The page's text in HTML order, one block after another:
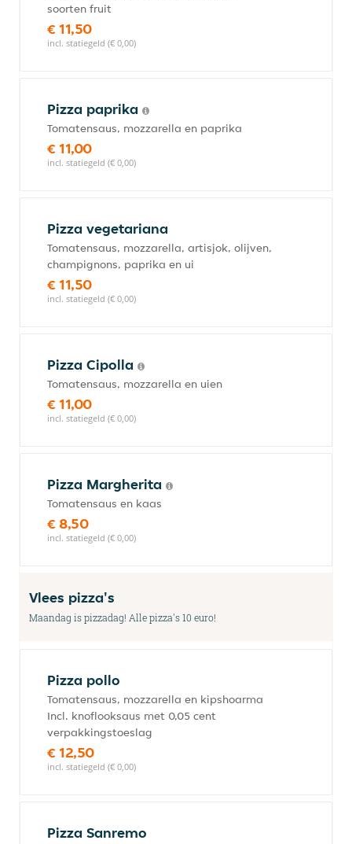
soorten fruit
€ 11,50
incl. statiegeld (€ 0,00)
Pizza paprika
Tomatensaus, mozzarella en paprika
€ 11,00
incl. statiegeld (€ 0,00)
Pizza vegetariana
Tomatensaus, mozzarella, artisjok, olijven,
champignons, paprika en ui
€ 11,50
incl. statiegeld (€ 0,00)
Pizza Cipolla
Tomatensaus, mozzarella en uien
€ 11,00
incl. statiegeld (€ 0,00)
Pizza Margherita
Tomatensaus en kaas
€ 8,50
incl. statiegeld (€ 0,00)
Vlees pizza's
Maandag is pizzadag! Alle pizza's 10 euro!
Pizza pollo
Tomatensaus, mozzarella en kipshoarma
Incl. knoflooksaus met 0,05 cent
verpakkingstoeslag
€ 12,50
incl. statiegeld (€ 0,00)
Pizza Sanremo